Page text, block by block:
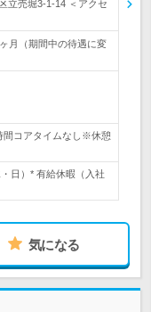
立売堀3-1-14 ＜アクセ
月（期間中の待遇に変
間コアタイムなし※休憩
日）* 有給休暇（入社
気になる